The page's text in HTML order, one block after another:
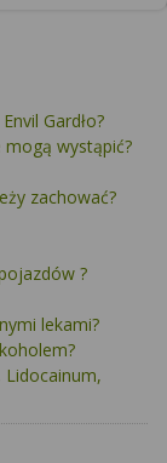
Gardło?
mogą wystąpić?
zachować?
?
lekami?
Lidocainum,